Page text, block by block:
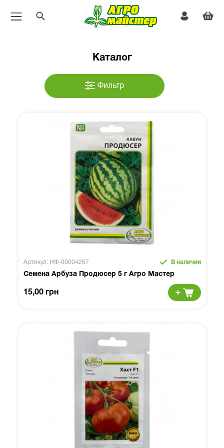
Каталог
Фильтр
Артикул: НФ-00004267 В наличии
Семена Арбуза Продюсер 5 г Агро Мастер
15,00 грн